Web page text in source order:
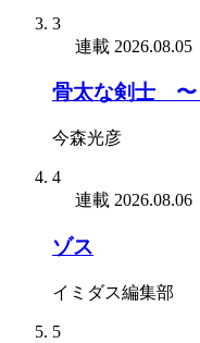
3
連載 2026.08.05
骨太な剣士 〜
今森光彦
4
連載 2026.08.06
ゾス
イミダス編集部
5